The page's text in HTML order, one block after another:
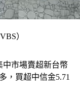
中市場賣超新台幣
，買超中信金5.71